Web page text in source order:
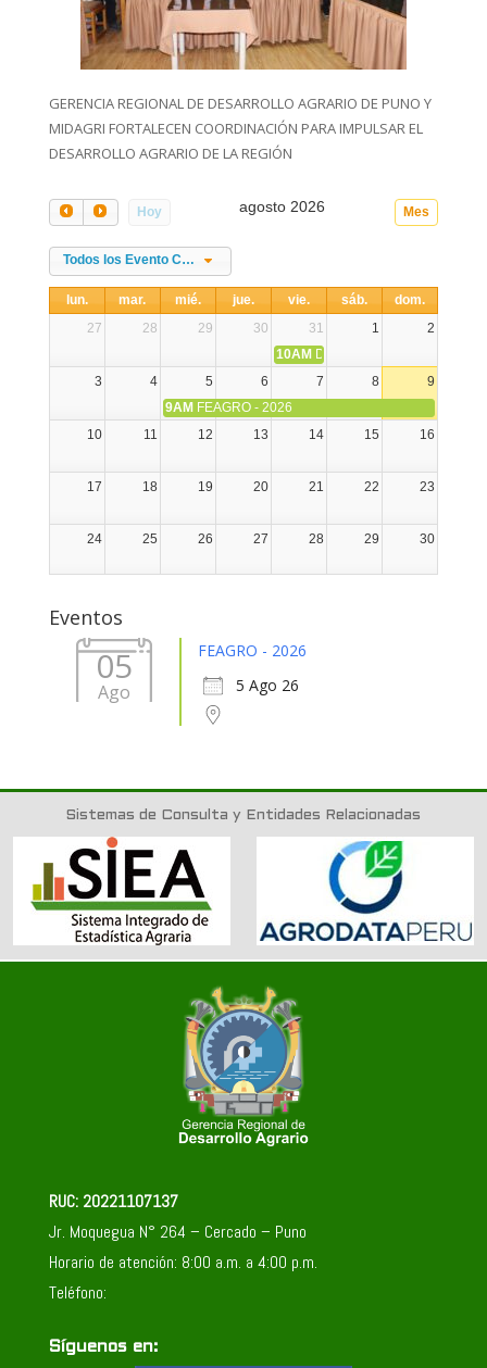
GERENCIA REGIONAL DE DESARROLLO AGRARIO DE PUNO Y
MIDAGRI FORTALECEN COORDINACIÓN PARA IMPULSAR EL
DESARROLLO AGRARIO DE LA REGIÓN
Hoy Mes
agosto 2026
Todos los Evento Categories
lun. mar. mié. jue. vie. sáb.
dom.
27
28 29 30 31 1
2
10AM DIA NACIONAL DE LA
3
4 5 6 7 8
9
9AM FEAGRO - 2026
10
11 12 13 14 15 16
17 18 19 20 21 22 23
24 25 26 27 28 29 30
Eventos
05
Ago
FEAGRO - 2026
5 Ago 26
Sistemas de Consulta y Entidades Relacionadas
RUC: 20221107137
Jr. Moquegua N° 264 – Cercado – Puno
Horario de atención: 8:00 a.m. a 4:00 p.m.
Teléfono:
Síguenos en: